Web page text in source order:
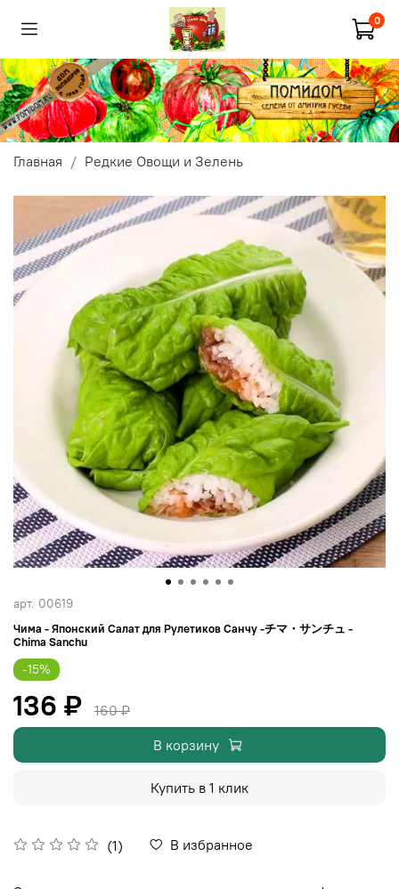
0
Главная Редкие Овощи и Зелень
арт. 00619
Чима - Японский Салат для Рулетиков Санчу -チマ・サンチュ -
Chima Sanchu
(1) В избранное
-15%
136 ₽
160 ₽
В корзину
Купить в 1 клик